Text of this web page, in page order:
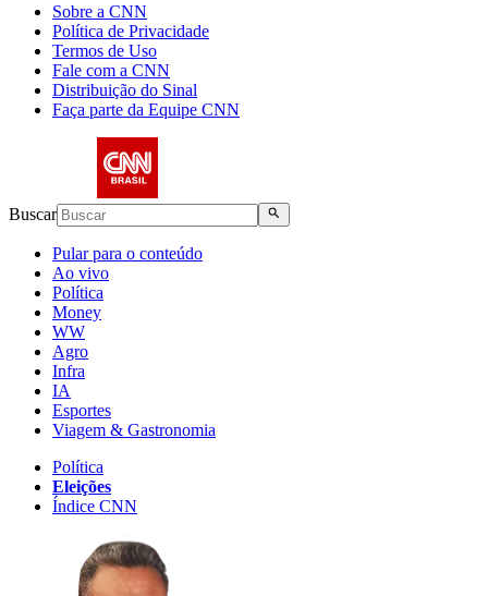
Sobre a CNN
Política de Privacidade
Termos de Uso
Fale com a CNN
Distribuição do Sinal
Faça parte da Equipe CNN
Buscar
Pular para o conteúdo
Ao vivo
Política
Money
WW
Agro
Infra
IA
Esportes
Viagem & Gastronomia
Política
Eleições
Índice CNN